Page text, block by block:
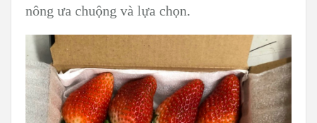
nông ưa chuộng và lựa chọn.